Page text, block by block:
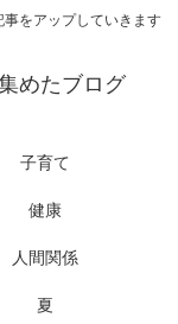
をアップしていきます
めたブログ
子育て
健康
人間関係
夏